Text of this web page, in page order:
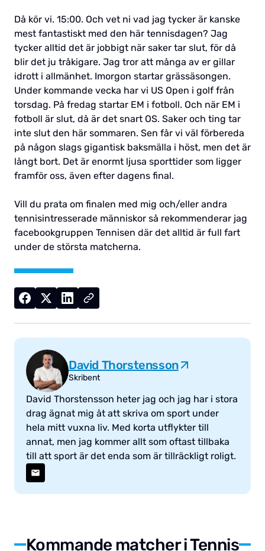
Då kör vi. 15:00. Och vet ni vad jag tycker är kanske
mest fantastiskt med den här tennisdagen? Jag
tycker alltid det är jobbigt när saker tar slut, för då
blir det ju tråkigare. Jag tror att många av er gillar
idrott i allmänhet. Imorgon startar grässäsongen.
Under kommande vecka har vi US Open i golf från
torsdag. På fredag startar EM i fotboll. Och när EM i
fotboll är slut, då är det snart OS. Saker och ting tar
inte slut den här sommaren. Sen får vi väl förbereda
på någon slags gigantisk baksmälla i höst, men det är
långt bort. Det är enormt ljusa sporttider som ligger
framför oss, även efter dagens final.
Vill du prata om finalen med mig och/eller andra
tennisintresserade människor så rekommenderar jag
facebookgruppen Tennisen där det alltid är full fart
under de största matcherna.
David Thorstensson
Skribent
David Thorstensson heter jag och jag har i stora
drag ägnat mig åt att skriva om sport under
hela mitt vuxna liv. Med korta utflykter till
annat, men jag kommer allt som oftast tillbaka
till att sport är det enda som är tillräckligt roligt.
Kommande matcher i Tennis